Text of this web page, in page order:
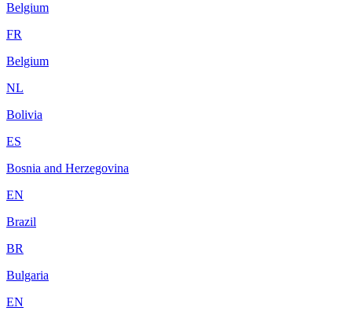
Belgium
FR
Belgium
NL
Bolivia
ES
Bosnia and Herzegovina
EN
Brazil
BR
Bulgaria
EN